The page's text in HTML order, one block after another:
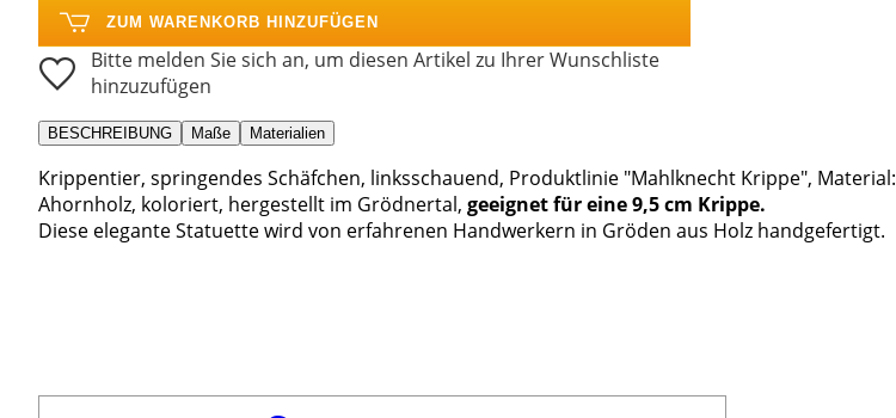
ZUM WARENKORB HINZUFÜGEN
Bitte melden Sie sich an, um diesen Artikel zu Ihrer Wunschliste
hinzuzufügen
BESCHREIBUNG Maße Materialien
Krippentier, springendes Schäfchen, linksschauend, Produktlinie "Mahlknecht Krippe", Material:
Ahornholz, koloriert, hergestellt im Grödnertal, geeignet für eine 9,5 cm Krippe.
Diese elegante Statuette wird von erfahrenen Handwerkern in Gröden aus Holz handgefertigt.